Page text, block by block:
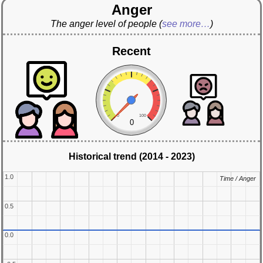
Anger
The anger level of people (see more…)
Recent
0 100
0
Historical trend (2014 - 2023)
0.0
0.0
0.5
0.5
1.0
1.0 Time / Anger
Time / Anger